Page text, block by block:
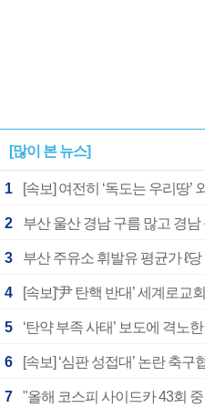
[많이 본 뉴스]
1
2
3 부산 주유소 휘발유 평균가 ℓ
4 [속보]‘尹 탄핵 반대’ 세계로교
5
6
7 "올해 코스피 사이드카 43회